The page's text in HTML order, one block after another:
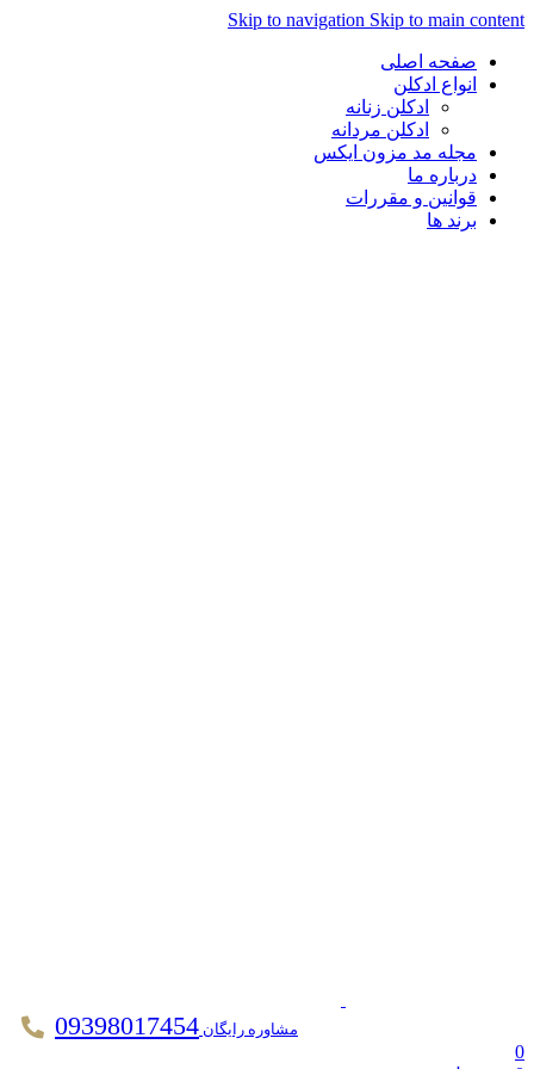
Skip to navigation Skip to main
صفحه اصلی
انواع ادکلن
ادکلن زنانه
ادکلن مردانه
مجله مد مزون ایکس
درباره ما
قوانین و مقررات
برند ها
مشاوره رایگان 09398017454